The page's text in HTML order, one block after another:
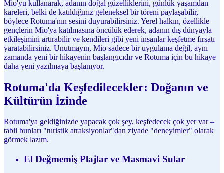
Mio'yu kullanarak, adanın doğal güzelliklerini, günlük yaşamdan
kareleri, belki de katıldığınız geleneksel bir töreni paylaşabilir,
böylece Rotuma'nın sesini duyurabilirsiniz. Yerel halkın, özellikle
gençlerin Mio'ya katılmasına öncülük ederek, adanın dış dünyayla
etkileşimini artırabilir ve kendileri gibi yeni insanlar keşfetme fırsatı
yaratabilirsiniz. Unutmayın, Mio sadece bir uygulama değil, aynı
zamanda yeni bir hikayenin başlangıcıdır ve Rotuma için bu hikaye
daha yeni yazılmaya başlanıyor.
Rotuma'da Keşfedilecekler: Doğanın ve
Kültürün İzinde
Rotuma'ya geldiğinizde yapacak çok şey, keşfedecek çok yer var –
tabii bunları "turistik atraksiyonlar"dan ziyade "deneyimler" olarak
görmek lazım.
El Değmemiş Plajlar ve Masmavi Sular